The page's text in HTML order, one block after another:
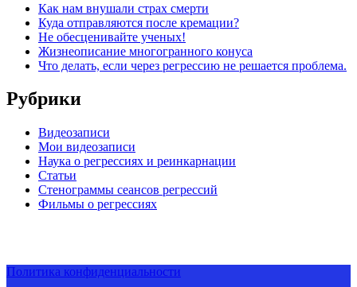
Как нам внушали страх смерти
Куда отправляются после кремации?
Не обесценивайте ученых!
Жизнеописание многогранного конуса
Что делать, если через регрессию не решается проблема.
Рубрики
Видеозаписи
Мои видеозаписи
Наука о регрессиях и реинкарнации
Статьи
Стенограммы сеансов регрессий
Фильмы о регрессиях
Политика конфиденциальности